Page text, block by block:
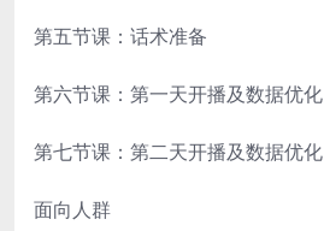
第五节课：话术准备
第六节课：第一天开播及数据优化
第七节课：第二天开播及数据优化
面向人群